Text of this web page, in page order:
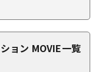
ョン MOVIE一覧